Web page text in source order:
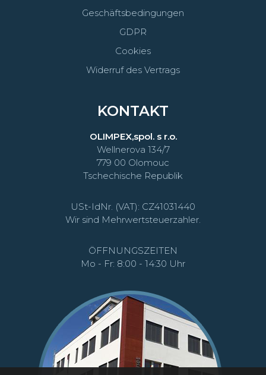
Geschäftsbedingungen
GDPR
Cookies
Widerruf des Vertrags
KONTAKT
OLIMPEX,spol. s r.o.
Wellnerova 134/7
779 00 Olomouc
Tschechische Republik
USt-IdNr. (VAT): CZ41031440
Wir sind Mehrwertsteuerzahler.
ÖFFNUNGSZEITEN
Mo - Fr: 8:00 - 14:30 Uhr